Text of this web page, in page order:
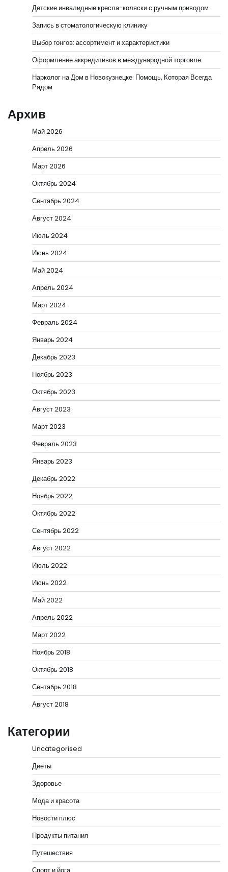
Детские инвалидные кресла-коляски с ручным приводом
Запись в стоматологическую клинику
Выбор гонгов: ассортимент и характеристики
Оформление аккредитивов в международной торговле
Нарколог на Дом в Новокузнецке: Помощь, Которая Всегда
Рядом
Архив
Май 2026
Апрель 2026
Март 2026
Октябрь 2024
Сентябрь 2024
Август 2024
Июль 2024
Июнь 2024
Май 2024
Апрель 2024
Март 2024
Февраль 2024
Январь 2024
Декабрь 2023
Ноябрь 2023
Октябрь 2023
Август 2023
Март 2023
Февраль 2023
Январь 2023
Декабрь 2022
Ноябрь 2022
Октябрь 2022
Сентябрь 2022
Август 2022
Июль 2022
Июнь 2022
Май 2022
Апрель 2022
Март 2022
Ноябрь 2018
Октябрь 2018
Сентябрь 2018
Август 2018
Категории
Uncategorised
Диеты
Здоровье
Мода и красота
Новости плюс
Продукты питания
Путешествия